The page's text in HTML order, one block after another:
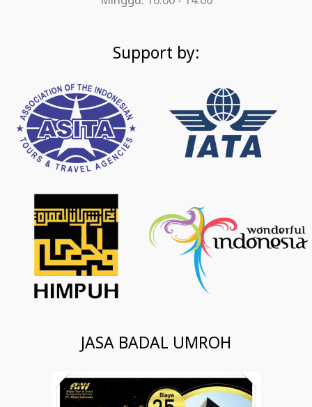
Support by:
JASA BADAL UMROH